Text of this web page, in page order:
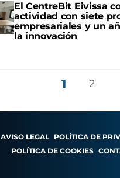
El CentreBit Eivissa
actividad con siete
empresariales y un
la innovación
1 2
AVISO LEGAL POLÍTICA DE
POLÍTICA DE COOKIES